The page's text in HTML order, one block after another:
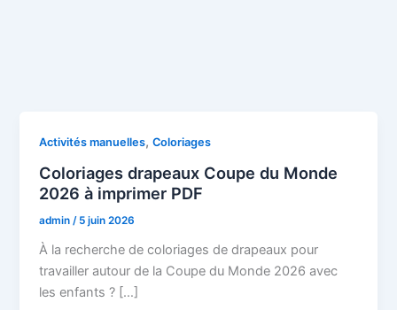
Activités manuelles,Coloriages
Coloriages drapeaux Coupe du Monde
2026 à imprimer PDF
admin / 5 juin 2026
À la recherche de coloriages de drapeaux pour
travailler autour de la Coupe du Monde 2026 avec
les enfants ? […]